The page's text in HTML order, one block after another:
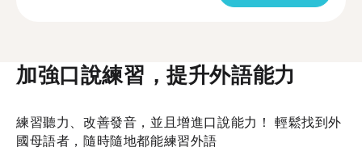
加強口說練習，提升外語能力
練習聽力、改善發音，並且增進口說能力！ 輕鬆找到外
國母語者，隨時隨地都能練習外語